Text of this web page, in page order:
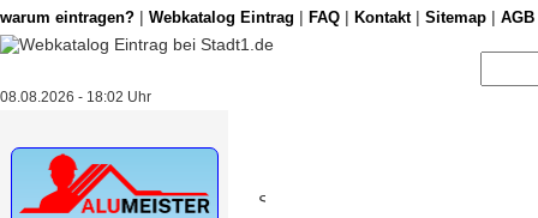
warum eintragen? | Webkatalog Eintrag | FAQ | Kontakt| Sitemap | AGB
08.08.2026 - 18:02 Uhr